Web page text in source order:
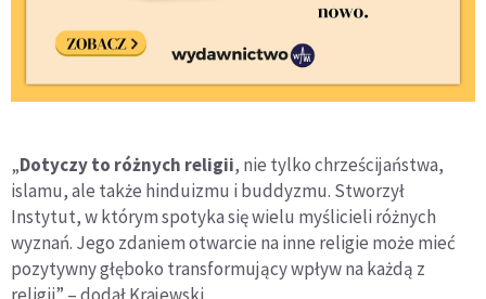
„Dotyczy to różnych religii, nie tylko chrześcijaństwa,
islamu, ale także hinduizmu i buddyzmu. Stworzył
Instytut, w którym spotyka się wielu myślicieli różnych
wyznań. Jego zdaniem otwarcie na inne religie może mieć
pozytywny głęboko transformujący wpływ na każdą z
religii” – dodał Krajewski.